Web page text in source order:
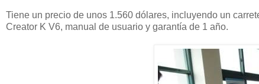
Tiene un precio de unos 1.560 dólares, incluyendo un
Creator K V6, manual de usuario y garantía de 1 año.